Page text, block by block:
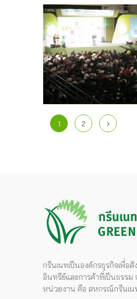
1 2
กรีนเนทเป็นองค์กรธุรกิจเพื่อ
อินทรีย์และการค้าที่เป็นธรรม
หน่วยงาน คือ สหกรณ์กรีนเ